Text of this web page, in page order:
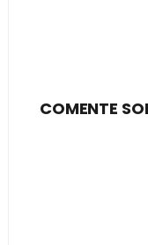
COMENTE